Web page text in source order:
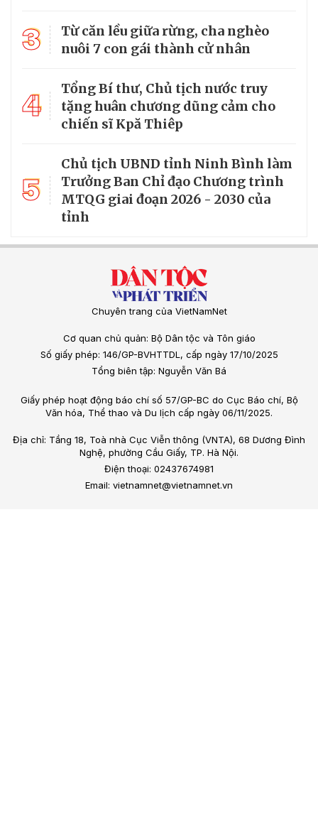
3
Từ căn lều giữa rừng, cha nghèo
nuôi 7 con gái thành cử nhân
4
Tổng Bí thư, Chủ tịch nước truy
tặng huân chương dũng cảm cho
chiến sĩ Kpă Thiêp
5
Chủ tịch UBND tỉnh Ninh Bình làm
Trưởng Ban Chỉ đạo Chương trình
MTQG giai đoạn 2026 - 2030 của
tỉnh
Chuyên trang của VietNamNet
Cơ quan chủ quản: Bộ Dân tộc và Tôn giáo
Số giấy phép: 146/GP-BVHTTDL, cấp ngày 17/10/2025
Tổng biên tập: Nguyễn Văn Bá
Giấy phép hoạt động báo chí số 57/GP-BC do Cục Báo chí, Bộ
Văn hóa, Thể thao và Du lịch cấp ngày 06/11/2025.
Địa chỉ: Tầng 18, Toà nhà Cục Viễn thông (VNTA), 68 Dương Đình
Nghệ, phường Cầu Giấy, TP. Hà Nội.
Điện thoại: 02437674981
Email: vietnamnet@vietnamnet.vn